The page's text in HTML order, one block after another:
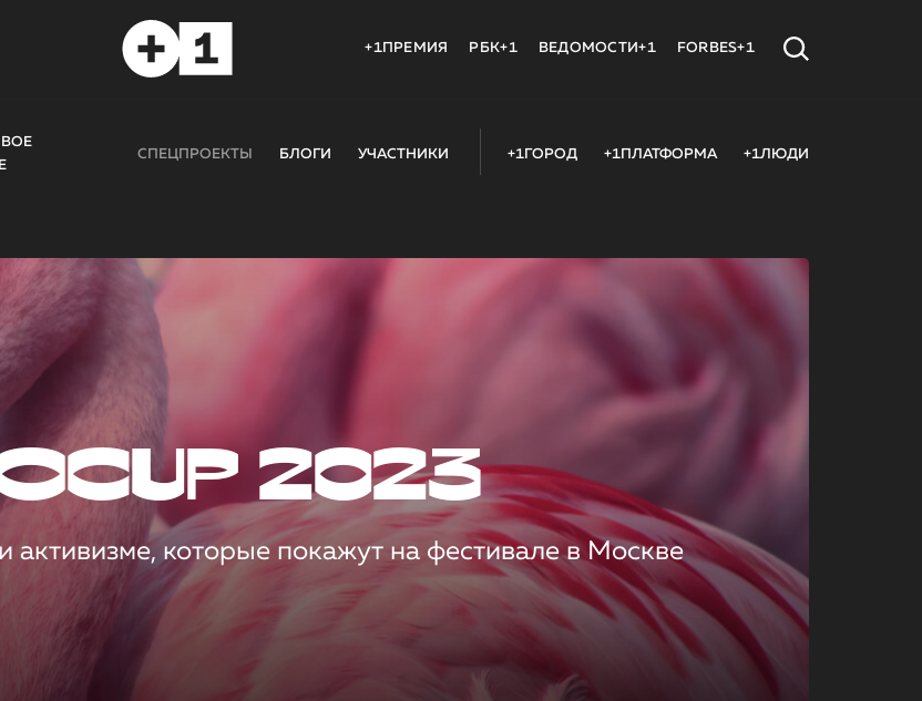
+1ПРЕМИЯ РБК+1 ВЕДОМОСТИ+1 FORBES+1
СПЕЦПРОЕКТЫ БЛОГИ УЧАСТНИКИ +1ГОРОД +1ПЛАТФОРМА +1ЛЮДИ
2023
которые покажут на фестивале в Москве